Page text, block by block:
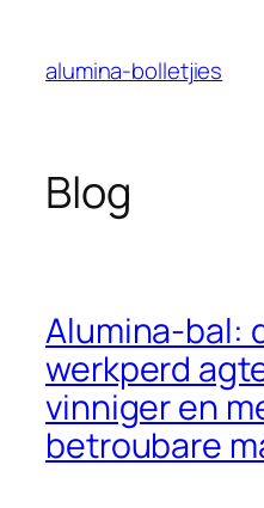
alumina-bolletjies
Blog
Alumina-bal:
werkperd
vinniger en
betroubare